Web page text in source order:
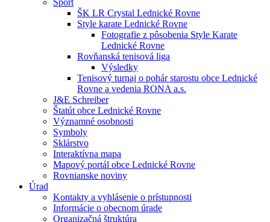
Šport
ŠK LR Crystal Lednické Rovne
Style karate Lednické Rovne
Fotografie z pôsobenia Style Karate
Lednické Rovne
Rovňanská tenisová liga
Výsledky
Tenisový turnaj o pohár starostu obce Lednické
Rovne a vedenia RONA a.s.
J&E Schreiber
Štatút obce Lednické Rovne
Významné osobnosti
Symboly
Sklárstvo
Interaktívna mapa
Mapový portál obce Lednické Rovne
Rovnianske noviny
Úrad
Kontakty a vyhlásenie o prístupnosti
Informácie o obecnom úrade
Organizačná štruktúra